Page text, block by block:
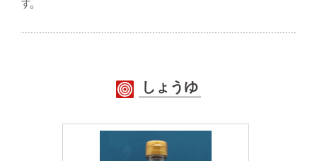
す。
しょうゆ